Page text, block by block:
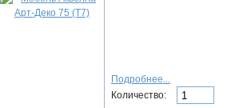
Подробнее...
Количество: